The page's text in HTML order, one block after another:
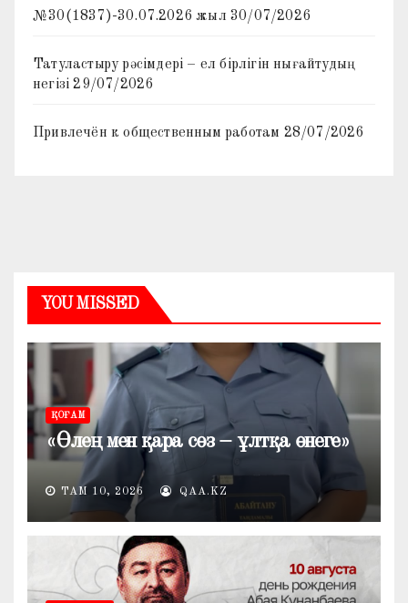
№30(1837)-30.07.2026 жыл 30/07/2026
Татуластыру рәсімдері – ел бірлігін нығайтудың
негізі 29/07/2026
Привлечён к общественным работам 28/07/2026
YOU MISSED
ҚОҒАМ
«Өлең мен қара сөз – ұлтқа өнеге»
ТАМ 10, 2026 QAA.KZ